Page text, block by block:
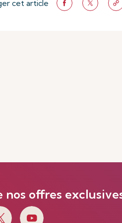
cet article
nos offres